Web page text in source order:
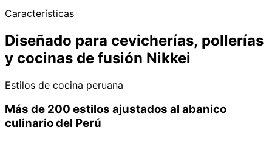
Características
Diseñado para cevicherías, pollerías
y cocinas de fusión Nikkei
Estilos de cocina peruana
Más de 200 estilos ajustados al abanico
culinario del Perú